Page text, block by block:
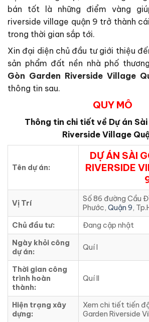
bán tốt là những điểm vàng
riverside village quận 9 trở thành
trong thời gian sắp tới.
Xin đại diện chủ đầu tư giới thiệu
sản phẩm đất nền nhà phố
Gòn Garden Riverside Village
thông tin sau.
QUY MÔ
Thông tin chi tiết về Dự án
Riverside Village
Tên dự án:
DỰ ÁN SÀI
RIVERSIDE
Vị Trí
Số 86 đường Cầu
Phước, Quận 9,
Chủ đầu tư:
Đang cập nhật
Ngày khỏi công
dự án:
Quí I
Thời gian công
trình hoàn
thành:
Quí II
Hiện trạng xây
dựng:
Xem chi tiết tiến
Garden Riverside